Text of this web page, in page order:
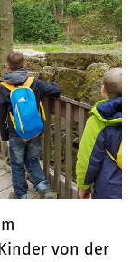
von der